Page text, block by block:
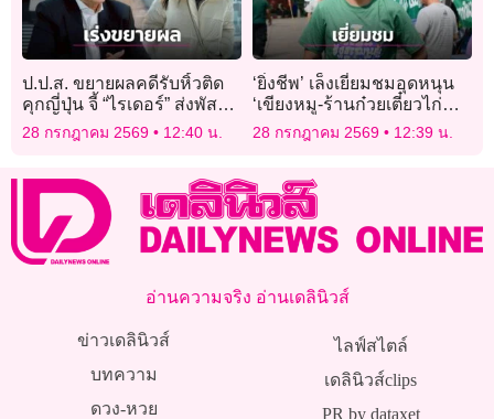
ป.ป.ส. ขยายผลคดีรับหิ้วติด
คุกญี่ปุ่น จี้ “ไรเดอร์” ส่งพัสดุ
ซุกไอซ์ เข้าแสดงความ
บริสุทธิ์ใจด่วน!
28 กรกฎาคม 2569 12:40 น.
‘ยิ่งชีพ’ เล็งเยี่ยมชมอุดหนุน
‘เขียงหมู-ร้านก๋วยเตี๋ยวไก่
มะระ’ 2 สว.อำนาจเจริญ วัน
สู้คดี ‘สุขสมรวย’
28 กรกฎาคม 2569 12:39 น.
อ่านความจริง อ่านเดลินิวส์
ข่าวเดลินิวส์
บทความ
ดวง-หวย
ไลฟ์สไตล์
เดลินิวส์clips
PR by dataxet